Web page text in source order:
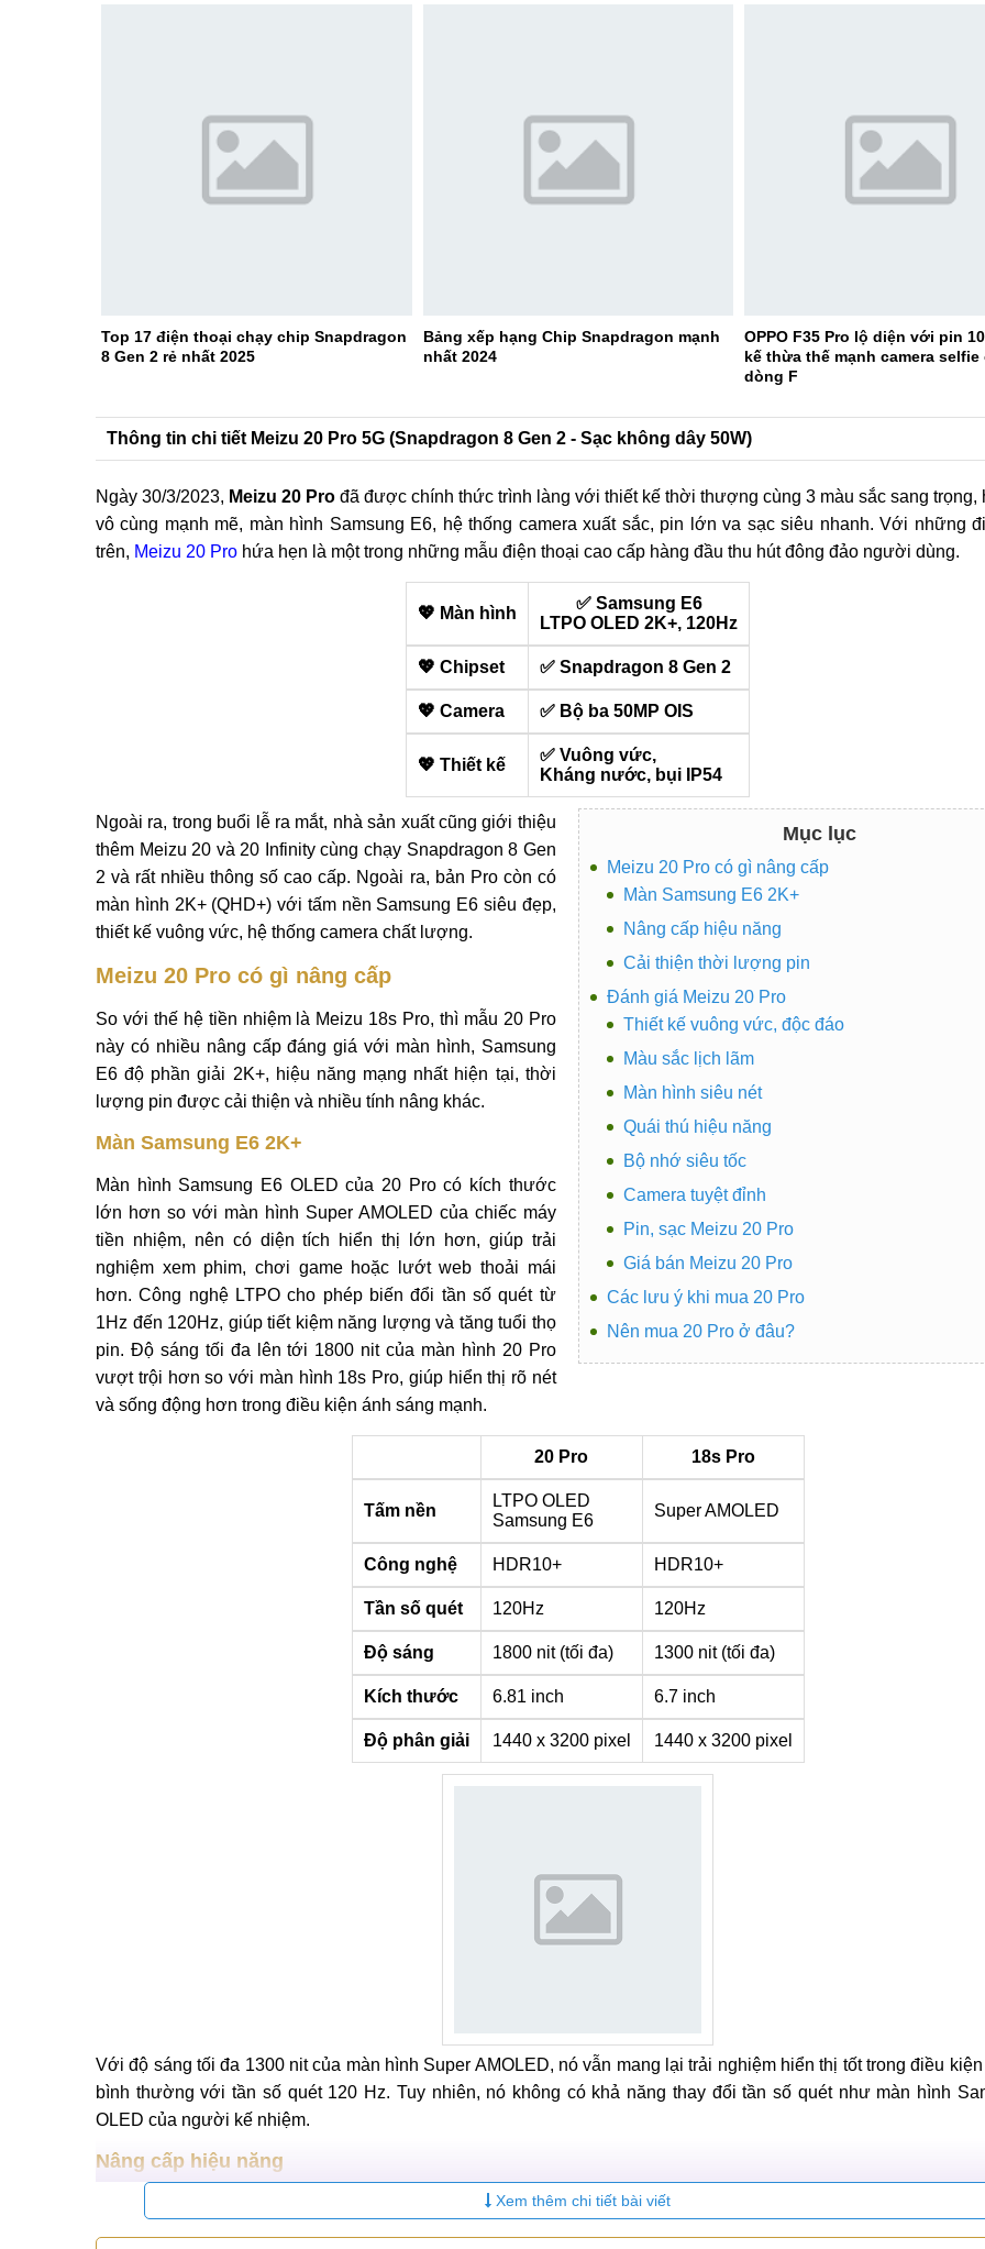
Top 17 điện thoại chạy chip Snapdragon
8 Gen 2 rẻ nhất 2025
Bảng xếp hạng Chip Snapdragon mạnh
nhất 2024
OPPO F35 Pro lộ diện với pin
kế thừa thế mạnh camera selfie
dòng F
Thông tin chi tiết Meizu 20 Pro 5G (Snapdragon 8 Gen 2 - Sạc không dây 50W)
Ngày 30/3/2023, Meizu 20 Pro đã được chính thức trình làng với thiết kế thời thượng cùng 3 màu sắc sang trọng,
vô cùng mạnh mẽ, màn hình Samsung E6, hệ thống camera xuất sắc, pin lớn va sạc siêu nhanh. Với những
trên, Meizu 20 Pro hứa hẹn là một trong những mẫu điện thoại cao cấp hàng đầu thu hút đông đảo người dùng.
💖 Màn hình
✅ Samsung E6
LTPO OLED 2K+, 120Hz
💖 Chipset ✅ Snapdragon 8 Gen 2
💖 Camera ✅ Bộ ba 50MP OIS
💖 Thiết kế
✅ Vuông vức,
Kháng nước, bụi IP54
Mục lục
Meizu 20 Pro có gì nâng cấp
Màn Samsung E6 2K+
Nâng cấp hiệu năng
Cải thiện thời lượng pin
Đánh giá Meizu 20 Pro
Thiết kế vuông vức, độc đáo
Màu sắc lịch lãm
Màn hình siêu nét
Quái thú hiệu năng
Bộ nhớ siêu tốc
Camera tuyệt đỉnh
Pin, sạc Meizu 20 Pro
Giá bán Meizu 20 Pro
Các lưu ý khi mua 20 Pro
Nên mua 20 Pro ở đâu?
Ngoài ra, trong buổi lễ ra mắt, nhà sản xuất cũng giới thiệu
thêm Meizu 20 và 20 Infinity cùng chạy Snapdragon 8 Gen
2 và rất nhiều thông số cao cấp. Ngoài ra, bản Pro còn có
màn hình 2K+ (QHD+) với tấm nền Samsung E6 siêu đẹp,
thiết kế vuông vức, hệ thống camera chất lượng.
Meizu 20 Pro có gì nâng cấp
So với thế hệ tiền nhiệm là Meizu 18s Pro, thì mẫu 20 Pro
này có nhiều nâng cấp đáng giá với màn hình, Samsung
E6 độ phần giải 2K+, hiệu năng mạng nhất hiện tại, thời
lượng pin được cải thiện và nhiều tính nâng khác.
Màn Samsung E6 2K+
Màn hình Samsung E6 OLED của 20 Pro có kích thước
lớn hơn so với màn hình Super AMOLED của chiếc máy
tiền nhiệm, nên có diện tích hiển thị lớn hơn, giúp trải
nghiệm xem phim, chơi game hoặc lướt web thoải mái
hơn. Công nghệ LTPO cho phép biến đổi tần số quét từ
1Hz đến 120Hz, giúp tiết kiệm năng lượng và tăng tuổi thọ
pin. Độ sáng tối đa lên tới 1800 nit của màn hình 20 Pro
vượt trội hơn so với màn hình 18s Pro, giúp hiển thị rõ nét
và sống động hơn trong điều kiện ánh sáng mạnh.
20 Pro 18s Pro
Tấm nền
LTPO OLED
Samsung E6
Super AMOLED
Công nghệ HDR10+ HDR10+
Tần số quét 120Hz 120Hz
Độ sáng 1800 nit (tối đa) 1300 nit (tối đa)
Kích thước 6.81 inch 6.7 inch
Độ phân giải 1440 x 3200 pixel 1440 x 3200 pixel
Với độ sáng tối đa 1300 nit của màn hình Super AMOLED, nó vẫn mang lại trải nghiệm hiển thị tốt trong điều
bình thường với tần số quét 120 Hz. Tuy nhiên, nó không có khả năng thay đổi tần số quét như màn hình
OLED của người kế nhiệm.
Nâng cấp hiệu năng
Snapdragon 8 Gen 2 được sản xuất trên quy trình chế tạo 4 nm tiên tiến hơn so với 5nm của Snapdragon
Xem thêm chi tiết bài viết